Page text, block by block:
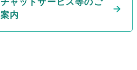
チャットサービス等のご
案内